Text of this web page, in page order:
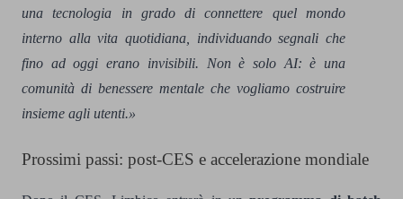
una tecnologia in grado di connettere quel mondo
interno alla vita quotidiana, individuando segnali che
fino ad oggi erano invisibili. Non è solo AI: è una
comunità di benessere mentale che vogliamo costruire
insieme agli utenti.»
Prossimi passi: post-CES e accelerazione mondiale